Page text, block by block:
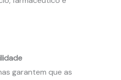
garantem que as